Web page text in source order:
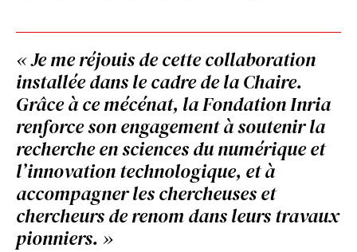
« Je me réjouis de cette collaboration
installée dans le cadre de la Chaire.
Grâce à ce mécénat, la Fondation Inria
renforce son engagement à soutenir la
recherche en sciences du numérique et
l’innovation technologique, et à
accompagner les chercheuses et
chercheurs de renom dans leurs travaux
pionniers. »